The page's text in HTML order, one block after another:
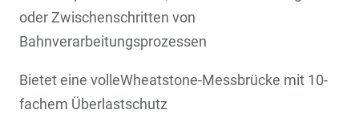
oder Zwischenschritten von
Bahnverarbeitungsprozessen
Bietet eine volleWheatstone-Messbrücke mit 10-
fachem Überlastschutz